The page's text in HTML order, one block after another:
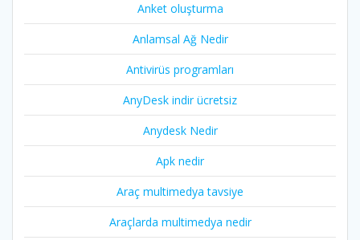
Anket oluşturma
Anlamsal Ağ Nedir
Antivirüs programları
AnyDesk indir ücretsiz
Anydesk Nedir
Apk nedir
Araç multimedya tavsiye
Araçlarda multimedya nedir